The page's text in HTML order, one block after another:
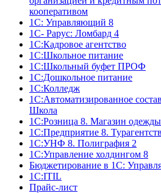
кооперативом
1С: Управляющий 8
1С- Рарус: Ломбард 4
1С:Кадровое агентство
1С:Школьное питание
1С:Школьный буфет ПРОФ
1C:Дошкольное питание
1С:Колледж
1С:Автоматизированное
Школа
1С:Розница 8. Магазин
1С:Предприятие 8.
1С:УНФ 8. Полиграфия 2
1С:Управление холдингом 8
Бюджетирование в 1С:
1С:ITIL
Прайс-лист